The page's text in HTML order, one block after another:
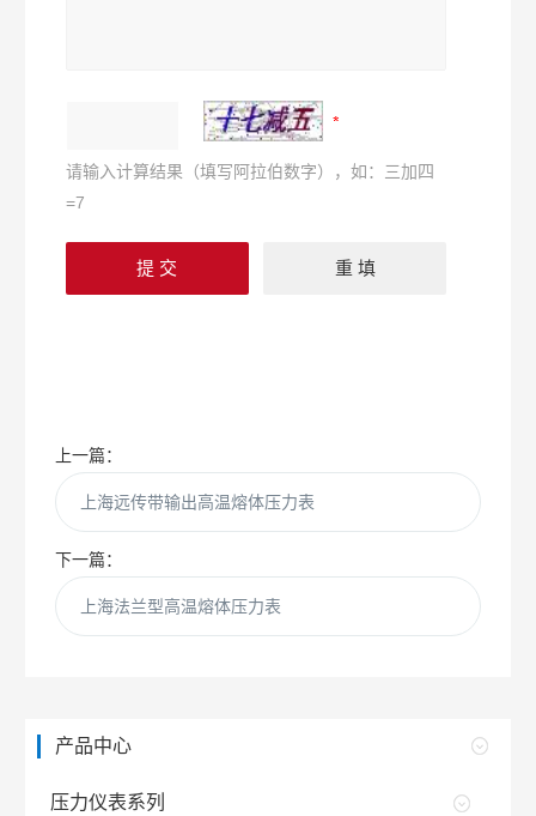
请输入计算结果（填写阿拉伯数字），如：三加四
=7
上一篇：
上海远传带输出高温熔体压力表
下一篇：
上海法兰型高温熔体压力表
产品中心
压力仪表系列